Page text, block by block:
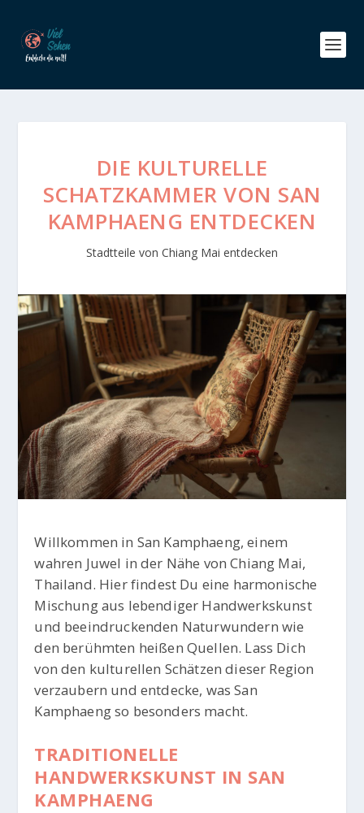
DIE KULTURELLE
SCHATZKAMMER VON SAN
KAMPHAENG ENTDECKEN
Stadtteile von Chiang Mai entdecken
Willkommen in San Kamphaeng, einem
wahren Juwel in der Nähe von Chiang Mai,
Thailand. Hier findest Du eine harmonische
Mischung aus lebendiger Handwerkskunst
und beeindruckenden Naturwundern wie
den berühmten heißen Quellen. Lass Dich
von den kulturellen Schätzen dieser Region
verzaubern und entdecke, was San
Kamphaeng so besonders macht.
TRADITIONELLE
HANDWERKSKUNST IN SAN
KAMPHAENG